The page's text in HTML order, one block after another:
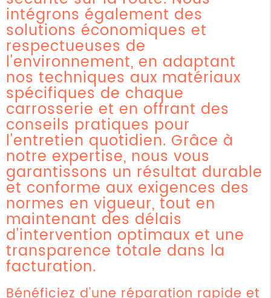
intégrons également des
solutions économiques et
respectueuses de
l'environnement, en adaptant
nos techniques aux matériaux
spécifiques de chaque
carrosserie et en offrant des
conseils pratiques pour
l'entretien quotidien. Grâce à
notre expertise, nous vous
garantissons un résultat durable
et conforme aux exigences des
normes en vigueur, tout en
maintenant des délais
d'intervention optimaux et une
transparence totale dans la
facturation.
Bénéficiez d'une réparation rapide et